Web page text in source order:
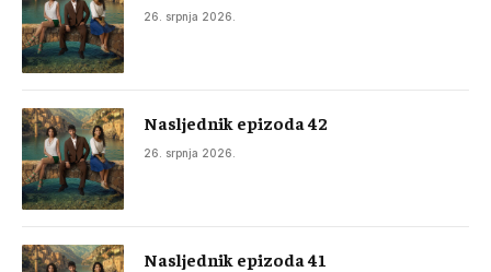
26. srpnja 2026.
Nasljednik epizoda 42
26. srpnja 2026.
Nasljednik epizoda 41